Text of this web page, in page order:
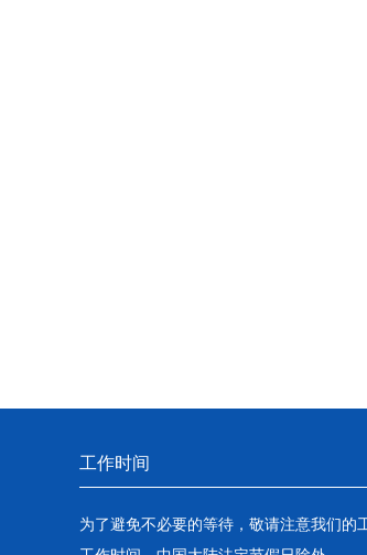
工作时间
为了避免不必要的等待，敬请注意我们的